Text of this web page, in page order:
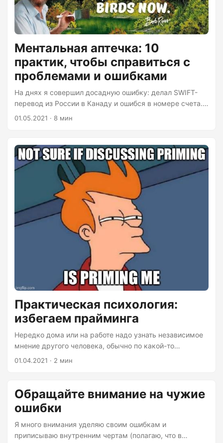
Ментальная аптечка: 10
практик, чтобы справиться с
проблемами и ошибками
На днях я совершил досадную ошибку: делал SWIFT-
перевод из России в Канаду и ошибся в номере счета.
Планировал перевести доллары США (USD) на USD-
писал ранее. Однако вместо номера USD-счета я
указал счет в CAD и банк автоматически
конвертировал валюту по своему, мягко говоря,
неоптимальному курсу. Потерял где-то 500 CAD ≈ 30
тысяч рублей. Не конец света, но на дороге не
валяются, как минимум, их можно было бы
инвестировать с 5-7% годовых....
01.05.2021 · 8 мин
Практическая психология:
избегаем прайминга
Нередко дома или на работе надо узнать независимое
мнение другого человека, обычно по какой-то
проблеме: начиная с того, пересолена ли еда,
получить несколько негативных эффектов. Во-первых,
вы можете потерять независимость ответа. Сам факт
наводящего вопроса смещает фокус внимания на его
предмет и человек уже будет отвечать в его свете. Как
в квантовой физике: нельзя измерить состояние
01.04.2021 · 2 мин
Обращайте внимание на чужие
ошибки
Я много внимания уделяю своим ошибкам и
приписываю внутренним чертам (полагаю, что в